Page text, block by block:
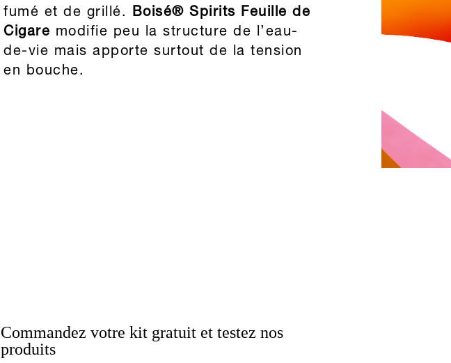
fumé et de grillé.
Boisé® Spirits Feuille de
Cigare modifie peu la structure de l’eau-
de-vie mais apporte surtout de la tension
en bouche.
Commandez votre kit gratuit et testez nos
produits